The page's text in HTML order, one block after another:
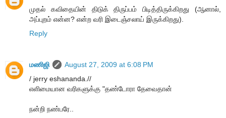
முதல் கவிதையின் திடுக் திருப்பம் பிடித்திருக்கிறது (ஆனால்,
அப்புறம் என்ன? என்ற வரி இடைஞ்சலாய் இருக்கிறது).
Reply
மணிஜி
August 27, 2009 at 6:08 PM
/ jerry eshananda.//
எளிமையான வரிகளுக்கு "தண்டோரா தேவைதான்
நன்றி நண்பரே..